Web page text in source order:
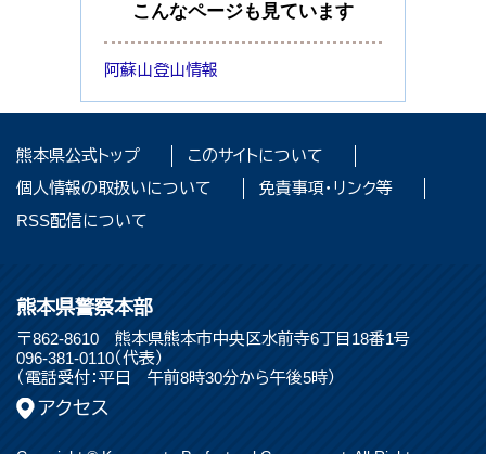
こんなページも見ています
阿蘇山登山情報
熊本県公式トップ
このサイトについて
個人情報の取扱いについて
免責事項・リンク等
RSS配信について
熊本県警察本部
〒862-8610 熊本県熊本市中央区水前寺6丁目18番1号
096-381-0110（代表）
（電話受付：平日 午前8時30分から午後5時）
アクセス